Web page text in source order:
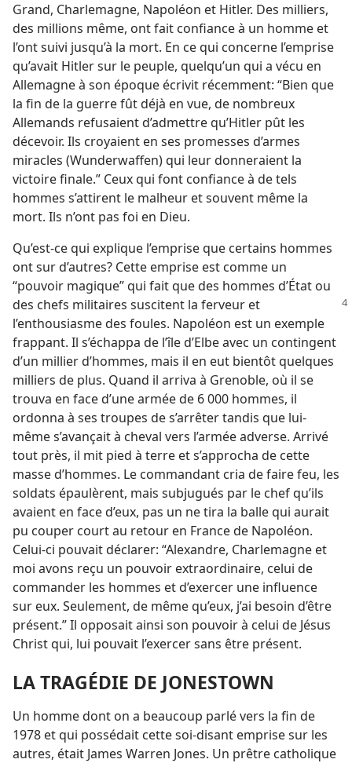
Grand, Charlemagne, Napoléon et Hitler. Des milliers,
des millions même, ont fait confiance à un homme et
l’ont suivi jusqu’à la mort. En ce qui concerne l’emprise
qu’avait Hitler sur le peuple, quelqu’un qui a vécu en
Allemagne à son époque écrivit récemment: “Bien que
la fin de la guerre fût déjà en vue, de nombreux
Allemands refusaient d’admettre qu’Hitler pût les
décevoir. Ils croyaient en ses promesses d’armes
miracles (Wunderwaffen) qui leur donneraient la
victoire finale.” Ceux qui font confiance à de tels
hommes s’attirent le malheur et souvent même la
mort. Ils n’ont pas foi en Dieu.
Qu’est-​ce qui explique l’emprise que certains hommes
ont sur d’autres? Cette emprise est comme un
“pouvoir magique” qui fait que des hommes d’État ou
des chefs militaires suscitent la ferveur et
l’enthousiasme des foules. Napoléon est un exemple
frappant. Il s’échappa de l’île d’Elbe avec un contingent
d’un millier d’hommes, mais il en eut bientôt quelques
milliers de plus. Quand il arriva à Grenoble, où il se
trouva en face d’une armée de 6 000 hommes, il
ordonna à ses troupes de s’arrêter tandis que lui-​
même s’avançait à cheval vers l’armée adverse. Arrivé
tout près, il mit pied à terre et s’approcha de cette
masse d’hommes. Le commandant cria de faire feu, les
soldats épaulèrent, mais subjugués par le chef qu’ils
avaient en face d’eux, pas un ne tira la balle qui aurait
pu couper court au retour en France de Napoléon.
Celui-ci pouvait déclarer: “Alexandre, Charlemagne et
moi avons reçu un pouvoir extraordinaire, celui de
commander les hommes et d’exercer une influence
sur eux. Seulement, de même qu’eux, j’ai besoin d’être
présent.” Il opposait ainsi son pouvoir à celui de Jésus
Christ qui, lui pouvait l’exercer sans être présent.
LA TRAGÉDIE DE JONESTOWN
Un homme dont on a beaucoup parlé vers la fin de
1978 et qui possédait cette soi-disant emprise sur les
autres, était James Warren Jones. Un prêtre catholique